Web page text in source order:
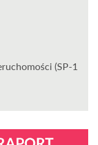
(SP-1